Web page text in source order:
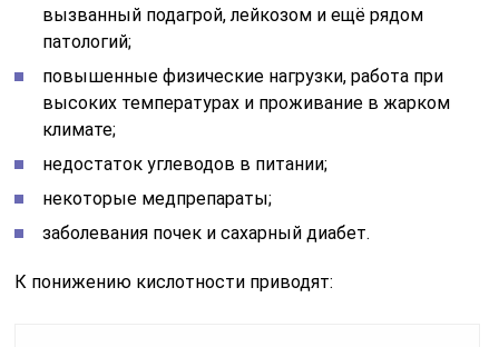
вызванный подагрой, лейкозом и ещё рядом
патологий;
повышенные физические нагрузки, работа при
высоких температурах и проживание в жарком
климате;
недостаток углеводов в питании;
некоторые медпрепараты;
заболевания почек и сахарный диабет.
К понижению кислотности приводят: